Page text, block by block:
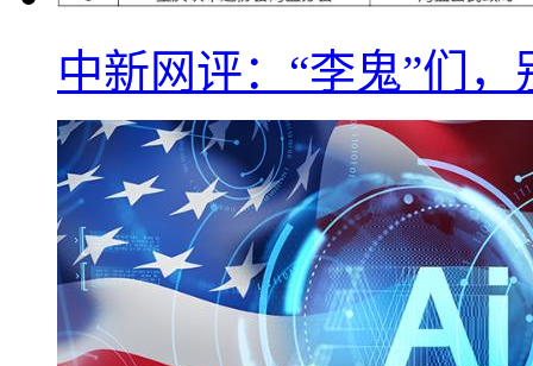
中新网评：“李鬼”们